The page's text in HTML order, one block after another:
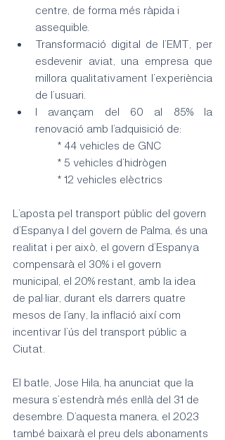
centre, de forma més ràpida i
assequible.
Transformació digital de l’EMT, per
esdevenir aviat, una empresa que
millora qualitativament l’experiència
de l’usuari.
I avançam del 60 al 85% la
renovació amb l’adquisició de:
                * 44 vehicles de GNC
                * 5 vehicles d’hidrògen
                * 12 vehicles elèctrics
L’aposta pel transport públic del govern
d’Espanya I del govern de Palma, és una
realitat i per això, el govern d’Espanya
compensarà el 30% i el govern
municipal, el 20% restant, amb la idea
de pal·liar, durant els darrers quatre
mesos de l’any, la inflació així com
incentivar l’ús del transport públic a
Ciutat.
El batle, Jose Hila, ha anunciat que la
mesura s’estendrà més enllà del 31 de
desembre. D’aquesta manera, el 2023
també baixarà el preu dels abonaments